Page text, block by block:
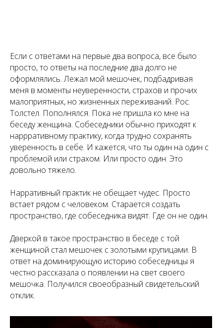
Если с ответами на первые два вопроса, все было
просто, то ответы на последние два долго не
оформлялись. Лежал мой мешочек, подбадривая
меня в моменты неуверенности, страхов и прочих
малоприятных, но жизненных переживаний. Рос.
Толстел. Пополнялся. Пока не пришла ко мне на
беседу женщина. Собеседники обычно приходят к
наррративному практику, когда трудно сохранять
уверенность в себе. И кажется, что ты один на один с
проблемой или страхом. Или просто один. Это
довольно тяжело.
Нарративный практик не обещает чудес. Просто
встает рядом с человеком. Старается создать
пространство, где собеседника видят. Где он не один.
Дверкой в такое пространство в беседе с той
женщиной стал мешочек с золотыми крупицами. В
ответ на доминирующую историю собеседницы я
честно рассказала о появлении на свет своего
мешочка. Получился своеобразный свидетельский
отклик.